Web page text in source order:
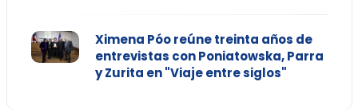
Ximena Póo reúne treinta años de
entrevistas con Poniatowska, Parra
y Zurita en "Viaje entre siglos"